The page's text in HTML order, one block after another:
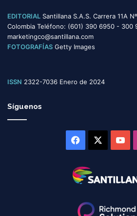
EDITORIAL Santillana S.A.S. Carrera 11A
Colombia Teléfono: (601) 390 6950 - 300
marketingco@santillana.com
FOTOGRAFÍAS Getty Images
ISSN 2322-7036 Enero de 2024
Síguenos
Facebook